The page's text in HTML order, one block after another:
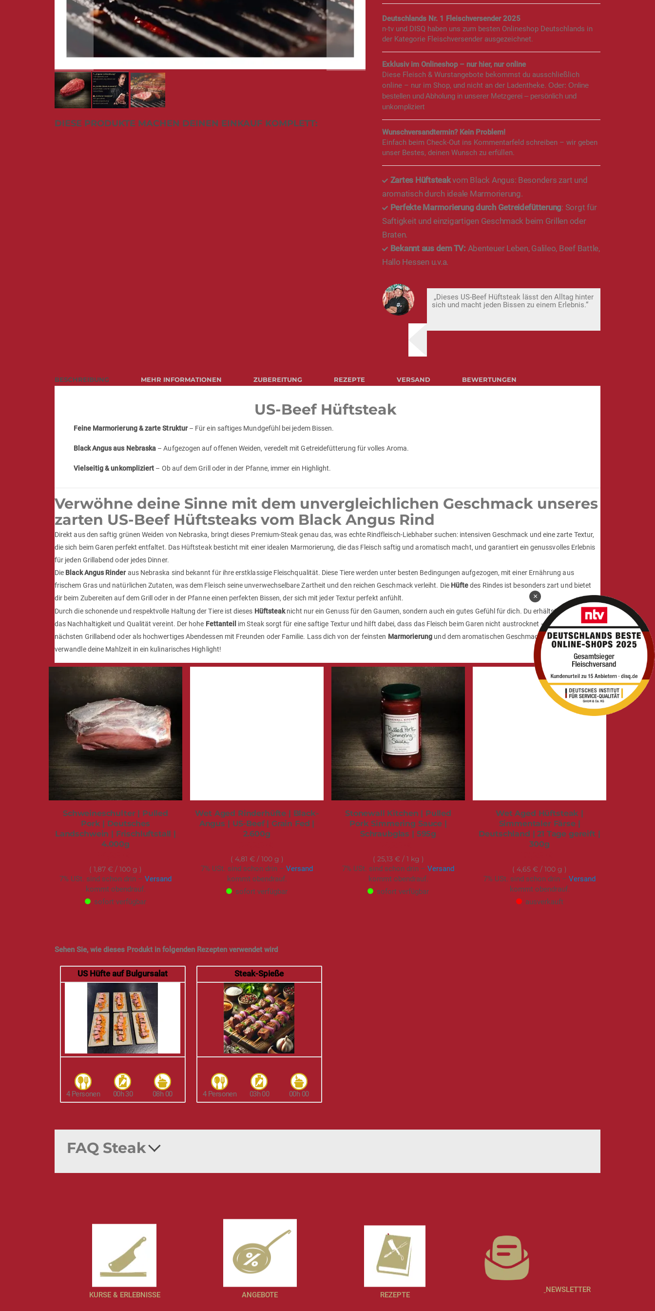
Anfang
Deutschlands Nr. 1 Fleischversender 2025
n-tv und DISQ haben uns zum besten Onlineshop Deutschlands in
der Kategorie Fleischversender ausgezeichnet.
Exklusiv im Onlineshop – nur hier, nur online
Diese Fleisch & Wurstangebote bekommst du ausschließlich
online – nur im Shop, und nicht an der Ladentheke. Oder: Online
bestellen und Abholung in unserer Metzgerei – persönlich und
unkompliziert
Wunschversandtermin? Kein Problem!
Einfach beim Check-Out ins Kommentarfeld schreiben – wir geben
unser Bestes, deinen Wunsch zu erfüllen.
Zartes Hüftsteakvom Black Angus: Besonders zart und
aromatisch durch ideale Marmorierung.
Perfekte Marmorierung durch Getreidefütterung: Sorgt für
Saftigkeit und einzigartigen Geschmack beim Grillen oder
Braten.
Bekannt aus dem TV: Abenteuer Leben, Galileo, Beef Battle,
Hallo Hessen u.v.a.
„Dieses US-Beef Hüftsteak lässt den Alltag hinter
sich und macht jeden Bissen zu einem Erlebnis.“
BESCHREIBUNG
US-Beef Hüftsteak
Feine Marmorierung & zarte Struktur– Für ein saftiges Mundgefühl bei jedem Bissen.
Black Angus aus Nebraska – Aufgezogen auf offenen Weiden, veredelt mit Getreidefütterung für volles Aroma.
Vielseitig & unkompliziert – Ob auf dem Grill oder in der Pfanne, immer ein Highlight.
Verwöhne deine Sinne mit dem unvergleichlichen Geschmack unseres
zarten US-Beef Hüftsteaks vom Black Angus Rind
Direkt aus den saftig grünen Weiden von Nebraska, bringt dieses Premium-Steak genau das, was echte Rindfleisch-Liebhaber suchen: intensiven Geschmack und eine zarte Textur,
die sich beim Garen perfekt entfaltet. Das Hüftsteak besticht mit einer idealen Marmorierung, die das Fleisch saftig und aromatisch macht, und garantiert ein genussvolles Erlebnis
für jeden Grillabend oder jedes Dinner.
Die Black Angus Rinderaus Nebraska sind bekannt für ihre erstklassige Fleischqualität. Diese Tiere werden unter besten Bedingungen aufgezogen, mit einer Ernährung aus
frischem Gras und natürlichen Zutaten, was dem Fleisch seine unverwechselbare Zartheit und den reichen Geschmack verleiht. Die Hüftedes Rindes ist besonders zart und bietet
dir beim Zubereiten auf dem Grill oder in der Pfanne einen perfekten Bissen, der sich mit jeder Textur perfekt anfühlt.
Durch die schonende und respektvolle Haltung der Tiere ist dieses Hüftsteaknicht nur ein Genuss für den Gaumen, sondern auch ein gutes Gefühl für dich. Du erhältst ein Produkt,
das Nachhaltigkeit und Qualität vereint. Der hohe Fettanteil im Steak sorgt für eine saftige Textur und hilft dabei, dass das Fleisch beim Garen nicht austrocknet – ideal für deinen
nächsten Grillabend oder als hochwertiges Abendessen mit Freunden oder Familie. Lass dich von der feinsten Marmorierung und dem aromatischen Geschmack verzaubern und
verwandle deine Mahlzeit in ein kulinarisches Highlight!
MEHR INFORMATIONEN ZUBEREITUNG REZEPTE VERSAND BEWERTUNGEN
DIESE PRODUKTE MACHEN DEINEN EINKAUF KOMPLETT:
Schweineschulter | Pulled
Pork | Deutsches
Landschwein | Frischluftstall |
4.000g
1,87 € / 100 g
7% USt. sind schon drin – Versand
kommt obendrauf.
sofort verfügbar
Wet Aged Rinderhüfte | Black-
Angus | US-Beef | Grain Fed |
2.600g
4,81 €/ 100 g
7% USt. sind schon drin – Versand
kommt obendrauf.
sofort verfügbar
Stonewall Kitchen | Pulled
Pork Simmering Sauce |
Schraubglas | 595g
25,13 €/ 1 kg
7% USt. sind schon drin – Versand
kommt obendrauf.
sofort verfügbar
Wet Aged Hüftsteak |
Simmentaler Färse |
Deutschland | 21 Tage gereift |
300g
4,65 € / 100 g
7% USt. sind schon drin – Versand
kommt obendrauf.
ausverkauft
Sehen Sie, wie dieses Produkt in folgenden Rezepten verwendet wird
US Hüfte auf Bulgursalat
4 Personen 00h 30 08h 00
Steak-Spieße
4 Personen 03h 00 00h 00
FAQ Steak
KURSE & ERLEBNISSE ANGEBOTE REZEPTE
NEWSLETTER
×